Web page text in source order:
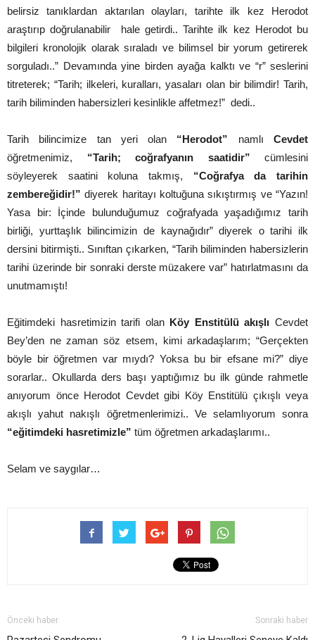
belirsiz tanıklardan aktarılan olayları, tarihte ilk kez Herodot
araştırıp doğrulanabilir hale getirdi.. Tarihte ilk kez Herodot bu
bilgileri kronolojik olarak sıraladı ve bilimsel bir yorum getirerek
sorguladı..” Devamında yine birden ayağa kalktı ve “r” seslerini
titreterek; “Tarih; ilkeleri, kuralları, yasaları olan bir bilimdir! Tarih,
tarih biliminden habersizleri kesinlikle affetmez!” dedi..
Tarih bilincimize tan yeri olan “Herodot” namlıCevdet
öğretmenimiz, “Tarih; coğrafyanın saatidir” cümlesini
söyleyerek saatini koluna takmış, “Coğrafya da tarihin
zembereğidir!”diyerek haritayı koltuğuna sıkıştırmış ve “Yazın!
Yasa bir:
İçinde bulunduğumuz coğrafyada yaşadığımız tarih
birliği, yurttaşlık bilincimizin de kaynağıdır” diyerek o tarihi ilk
dersini bitirmişti.. Sınıftan çıkarken, “Tarih biliminden habersizlerin
tarihi üzerinde bir sonraki derste müzakere var” hatırlatmasını da
unutmamıştı!
Eğitimdeki hasretimizin tarifi olan Köy Enstitülü akışlı Cevdet
Bey’den ne zaman söz etsem, kimi arkadaşlarım; “Gerçekten
böyle bir öğretmen var mıydı? Yoksa bu bir efsane mi?” diye
sorarlar.. Okullarda ders başı yaptığımız bu ilk günde rahmetle
anıyorum önce Herodot Cevdet gibi Köy Enstitülü çıkışlı veya
akışlı yahut nakışlı öğretmenlerimizi.. Ve selamlıyorum sonra
“eğitimdeki hasretimizle” tüm öğretmen arkadaşlarımı..
Selam ve saygılar…
Önceki haber Sonraki haber